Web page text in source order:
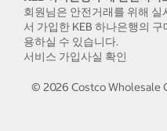
회원님은 안전거래를 위해
서 가입한 KEB 하나은행의
용하실 수 있습니다.
서비스 가입사실 확인
© 2026 Costco Wholesale